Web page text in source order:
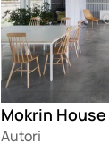
Mokrin House
Autori